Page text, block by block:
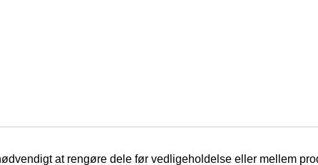
at rengøre dele før vedligeholdelse eller mellem